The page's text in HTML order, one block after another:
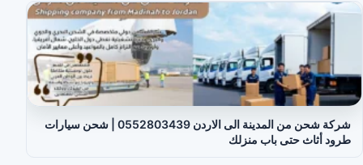
شركة شحن من المدينة الى الاردن 0552803439 | شحن سيارات
طرود أثاث حتى باب منزلك